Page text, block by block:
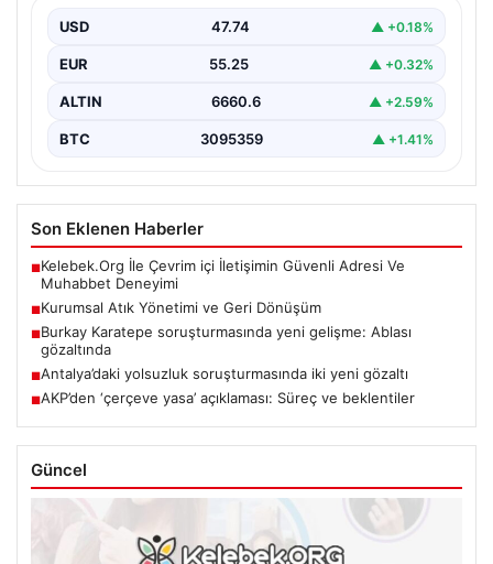
cihaz envanterlerini belirli aralıklarla güncellemektedir.
Bu güncelleme operasyonlarında…
USD 47.74 ▲ +0.18%
EUR 55.25 ▲ +0.32%
ALTIN 6660.6 ▲ +2.59%
BTC 3095359 ▲ +1.41%
Son Eklenen Haberler
■Kelebek.Org İle Çevrim içi İletişimin Güvenli Adresi Ve
Muhabbet Deneyimi
■Kurumsal Atık Yönetimi ve Geri Dönüşüm
■Burkay Karatepe soruşturmasında yeni gelişme: Ablası
gözaltında
■Antalya’daki yolsuzluk soruşturmasında iki yeni gözaltı
■AKP’den ‘çerçeve yasa’ açıklaması: Süreç ve beklentiler
Güncel